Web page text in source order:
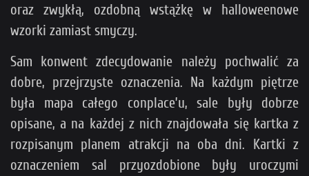
oraz zwykłą, ozdobną wstążkę w halloweenowe
wzorki zamiast smyczy.
Sam konwent zdecydowanie należy pochwalić za
dobre, przejrzyste oznaczenia. Na każdym piętrze
była mapa całego conplace’u, sale były dobrze
opisane, a na każdej z nich znajdowała się kartka z
rozpisanym planem atrakcji na oba dni. Kartki z
oznaczeniem sal przyozdobione były uroczymi